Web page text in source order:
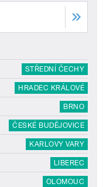
STŘEDNÍ ČECHY
HRADEC KRÁLOVÉ
BRNO
ČESKÉ BUDĚJOVICE
KARLOVY VARY
LIBEREC
OLOMOUC